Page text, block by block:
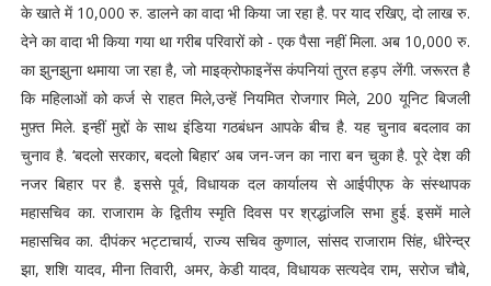
के खाते में 10,000 रु. डालने का वादा भी किया जा रहा है. पर याद रखिए, दो लाख रु.
देने का वादा भी किया गया था गरीब परिवारों को - एक पैसा नहीं मिला. अब 10,000 रु.
का झुनझुना थमाया जा रहा है, जो माइक्रोफाइनेंस कंपनियां तुरत हड़प लेंगी. जरूरत है
कि महिलाओं को कर्ज से राहत मिले,उन्हें नियमित रोजगार मिले, 200 यूनिट बिजली
मुफ़्त मिले. इन्हीं मुद्दों के साथ इंडिया गठबंधन आपके बीच है. यह चुनाव बदलाव का
चुनाव है. ‘बदलो सरकार, बदलो बिहार’ अब जन-जन का नारा बन चुका है. पूरे देश की
नजर बिहार पर है. इससे पूर्व, विधायक दल कार्यालय से आईपीएफ के संस्थापक
महासचिव का. राजाराम के द्वितीय स्मृति दिवस पर श्रद्धांजलि सभा हुई. इसमें माले
महासचिव का. दीपंकर भट्टाचार्य, राज्य सचिव कुणाल, सांसद राजाराम सिंह, धीरेन्द्र
झा, शशि यादव, मीना तिवारी, अमर, केडी यादव, विधायक सत्यदेव राम, सरोज चौबे,